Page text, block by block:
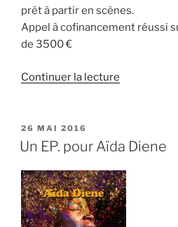
prêt à partir en scènes.
Appel à cofinancement réussi
de 3500 €
Continuer la lecture
MEiC
T.
Zolty
&
PUBLIÉ
LE
26 MAI 2016
Un EP. pour Aïda Diene